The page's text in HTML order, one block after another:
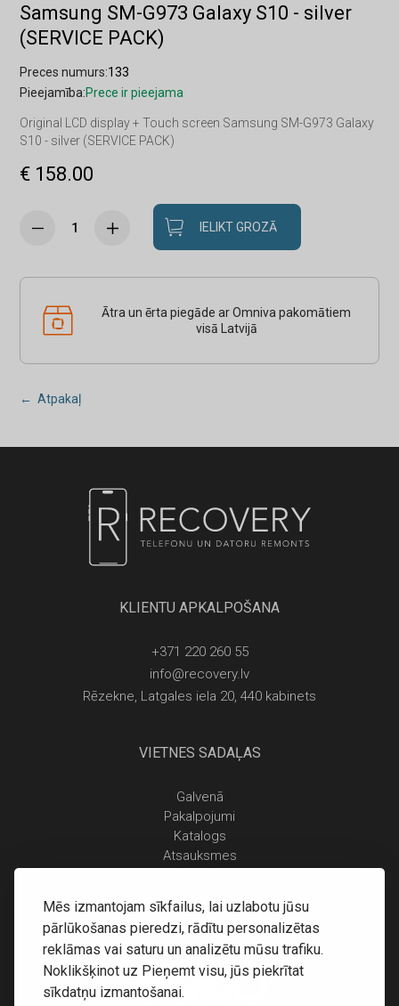
Mēs izmantojam sīkfailus, lai uzlabotu jūsu
pārlūkošanas pieredzi, rādītu personalizētas
reklāmas vai saturu un analizētu mūsu trafiku.
Noklikšķinot uz Pieņemt visu, jūs piekrītat
sīkdatņu izmantošanai.
Samsung SM-G973 Galaxy S10 - silver
(SERVICE PACK)
Preces numurs:133
Pieejamība:Prece ir pieejama
Original LCD display + Touch screen Samsung SM-G973 Galaxy
S10 - silver (SERVICE PACK)
€ 158.00
IELIKT GROZĀ
Ātra un ērta piegāde ar Omniva pakomātiem
visā Latvijā
← Atpakaļ
KLIENTU APKALPOŠANA
+371 220 260 55
info@recovery.lv
Rēzekne, Latgales iela 20, 440 kabinets
VIETNES SADAĻAS
Galvenā
Pakalpojumi
Katalogs
Atsauksmes
Piegāde un apmaksa
Atgriešanas noteikumi